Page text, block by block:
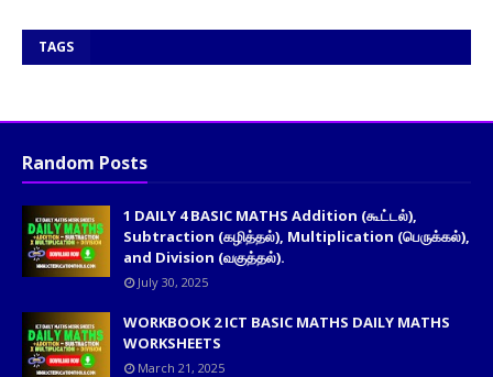
TAGS
Random Posts
1 DAILY 4 BASIC MATHS Addition (கூட்டல்),
Subtraction (கழித்தல்), Multiplication (பெருக்கல்),
and Division (வகுத்தல்).
July 30, 2025
WORKBOOK 2 ICT BASIC MATHS DAILY MATHS
WORKSHEETS
March 21, 2025